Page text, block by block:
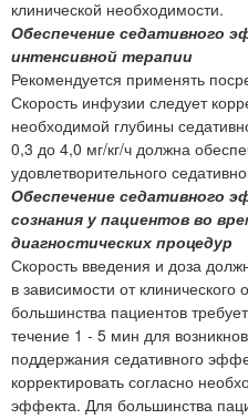
клинической необходимости.
Обеспечение седативного
интенсивной терапии
Рекомендуется применять
Скорость инфузии следует
необходимой глубины
0,3 до 4,0 мг/кг/ч должна
удовлетворительного
Обеспечение седативного
сознания у пациентов во
диагностических процедур
Скорость введения и доза
в зависимости от клинического
большинства пациентов
течение 1 - 5 мин для
поддержания седативного
корректировать согласно
эффекта. Для большинства